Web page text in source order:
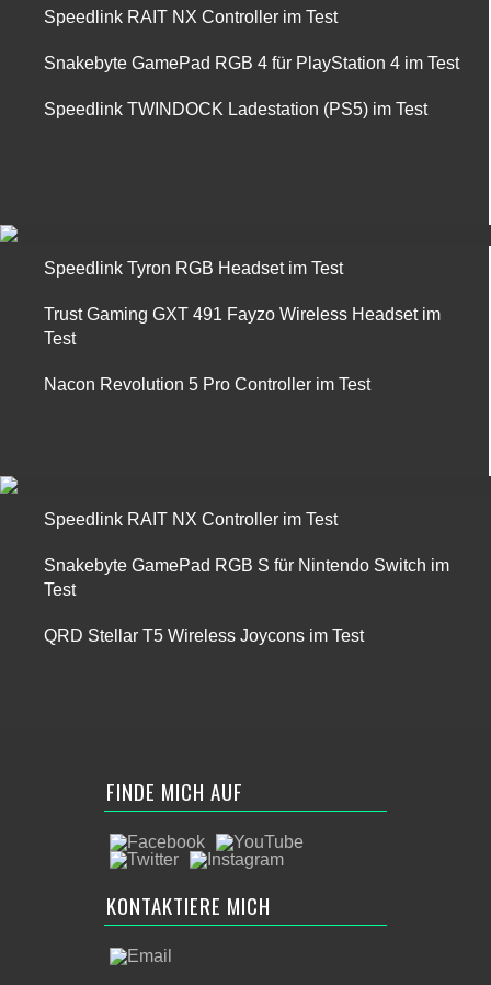
Speedlink RAIT NX Controller im Test
Snakebyte GamePad RGB 4 für PlayStation 4 im Test
Speedlink TWINDOCK Ladestation (PS5) im Test
Speedlink Tyron RGB Headset im Test
Trust Gaming GXT 491 Fayzo Wireless Headset im
Test
Nacon Revolution 5 Pro Controller im Test
Speedlink RAIT NX Controller im Test
Snakebyte GamePad RGB S für Nintendo Switch im
Test
QRD Stellar T5 Wireless Joycons im Test
FINDE MICH AUF
KONTAKTIERE MICH